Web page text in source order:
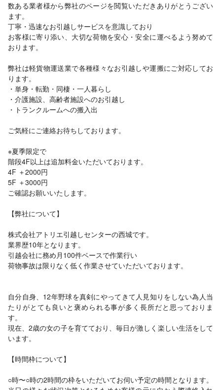
数ある業者様から弊社のページを閲覧いただきありがとうござい
ます。
丁寧・迅速なお引越しサービスを意識しており
お客様に寄り添い、大切な荷物を安心・安全に運べるよう努めて
おります。
弊社は軽貨物運送業で各種様々なお引越しや運搬にご対応してお
ります。
・単身・転勤・同棲・一人暮らし
・介護施設、高齢者施設へのお引越し
・トランクルームへの搬入出
ご気軽にご連絡お待ちしております。
※夏季限定で
階段4F以上は追加料金いただいております。
4F ＋2000円
5F ＋3000円
ご確認お願いいたします。
【弊社について】
株式会社アトリエ引越しセンターの西城です。
業界歴10年となります。
引越会社に務め月100件ベースで作業行い
荷物事故は限りなく低く作業させていただいております。
自分自身、12年野球を真剣にやってきて人見知りをしない為人当
たりがとても良いと褒められる事が多く長所だと思っておりま
す。
現在、2歳の女の子を育てており、毎日が激しく楽しい生活をして
います。
【時間枠について】
○時〜○時の2時間の枠をいただいてお伺い予定の時間となります。